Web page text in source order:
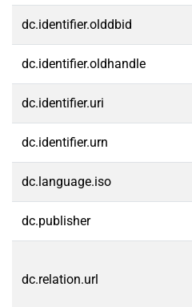
dc.identifier.olddbid
dc.identifier.oldhandle
dc.identifier.uri
dc.identifier.urn
dc.language.iso
dc.publisher
dc.relation.url